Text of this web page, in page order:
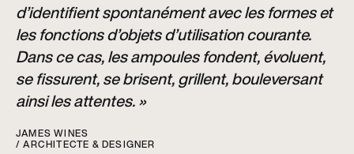
d’identifient spontanément avec les formes et
les fonctions d’objets d’utilisation courante.
Dans ce cas, les ampoules fondent, évoluent,
se fissurent, se brisent, grillent, bouleversant
ainsi les attentes. »
JAMES WINES
/ ARCHITECTE & DESIGNER